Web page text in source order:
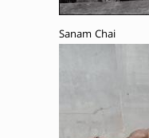
Sanam Chai